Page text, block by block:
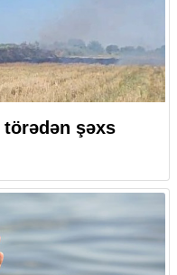
törədən şəxs